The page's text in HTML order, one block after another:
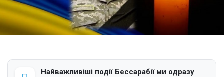
Найважливіші події Бессарабії ми одразу